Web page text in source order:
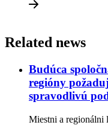
Related news
Budúca
regióny
spravodlivú
Miestni a